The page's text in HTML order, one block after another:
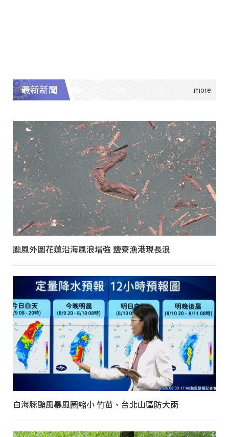
最新新聞
颱風外圍花蓮沿海風浪增強 鹽寮漁港現長浪
白海豚颱風暴風圈縮小 竹苗、台北山區防大雨